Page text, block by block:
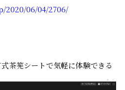
2020/06/04/2706/
茶筅シートで気軽に体験できる